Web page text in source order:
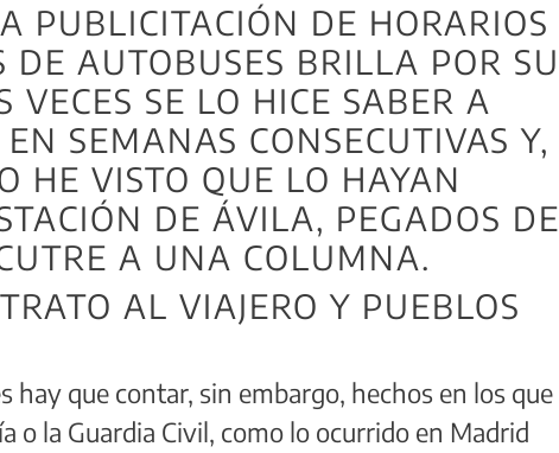
PUBLICITACIÓN DE HORARIOS
DE AUTOBUSES BRILLA POR SU
VECES SE LO HICE SABER A
SEMANAS CONSECUTIVAS Y,
HE VISTO QUE LO HAYAN
DE ÁVILA, PEGADOS DE
A UNA COLUMNA.
AL VIAJERO Y PUEBLOS
hay que contar, sin embargo, hechos en los que
o la Guardia Civil, como lo ocurrido en Madrid